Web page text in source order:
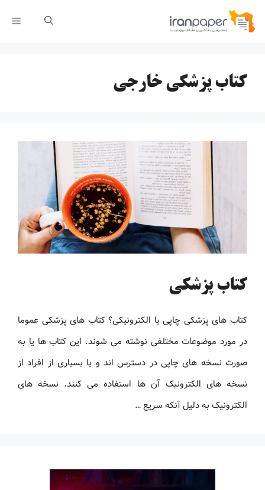
پرش
کتاب پزشکی خارجی
کتاب پزشکی
کتاب های پزشکی چاپی یا الکترونیکی؟ کتاب های پزشکی عموما
در مورد موضوعات مختلفی نوشته می شوند. این کتاب ها یا به
صورت نسخه های چاپی در دسترس اند و یا بسیاری از افراد از
نسخه های الکترونیک آن ها استفاده می کنند. نسخه های
الکترونیک به دلیل آنکه سریع …